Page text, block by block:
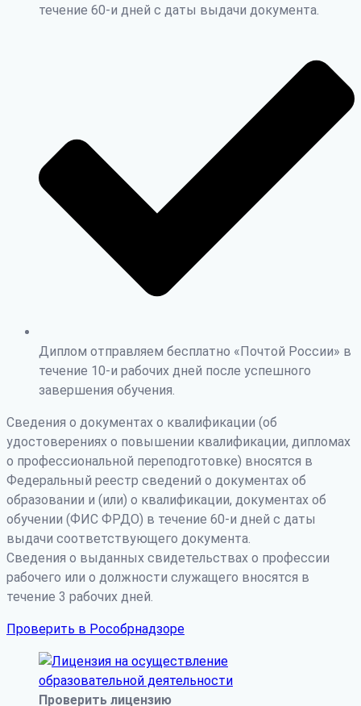
течение 60-и дней с даты выдачи документа.
Диплом отправляем бесплатно «Почтой России» в
течение 10-и рабочих дней после успешного
завершения обучения.
Сведения о документах о квалификации (об
удостоверениях о повышении квалификации, дипломах
о профессиональной переподготовке) вносятся в
Федеральный реестр сведений о документах об
образовании и (или) о квалификации, документах об
обучении (ФИС ФРДО) в течение 60-и дней с даты
выдачи соответствующего документа.
Сведения о выданных свидетельствах о профессии
рабочего или о должности служащего вносятся в
течение 3 рабочих дней.
Проверить в Рособрнадзоре
Проверить лицензию